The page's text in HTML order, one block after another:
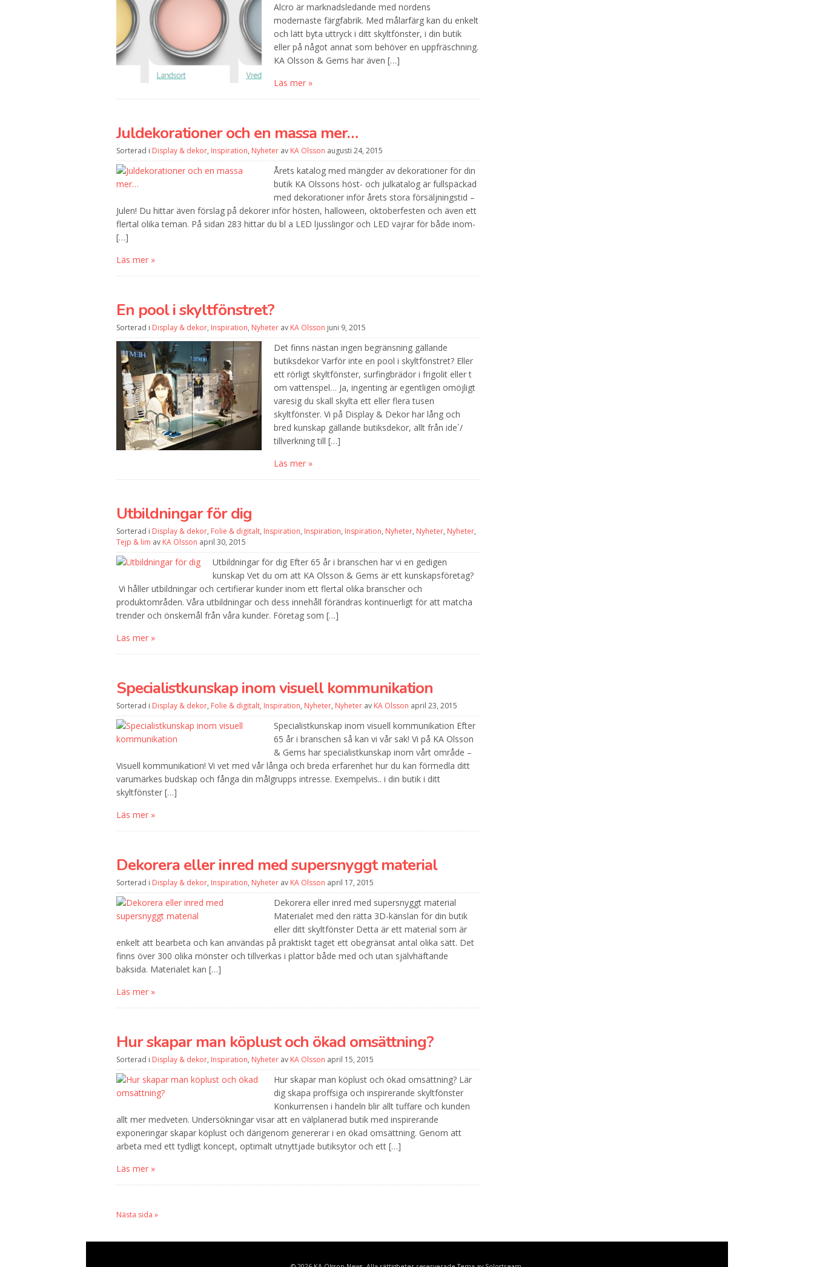
Alcro är marknadsledande med nordens
modernaste färgfabrik. Med målarfärg kan du enkelt
och lätt byta uttryck i ditt skyltfönster, i din butik
eller på något annat som behöver en uppfräschning.
KA Olsson & Gems har även […]
Läs mer »
Juldekorationer och en massa mer…
Sorterad i Display & dekor, Inspiration, Nyheter av KA Olsson augusti 24, 2015
Årets katalog med mängder av dekorationer för din
butik KA Olssons höst- och julkatalog är fullspäckad
med dekorationer inför årets stora försäljningstid –
Julen! Du hittar även förslag på dekorer inför hösten, halloween, oktoberfesten och även ett
flertal olika teman. På sidan 283 hittar du bl a LED ljusslingor och LED vajrar för både inom-
[…]
Läs mer »
En pool i skyltfönstret?
Sorterad i Display & dekor, Inspiration, Nyheter av KA Olsson juni 9, 2015
Det finns nästan ingen begränsning gällande
butiksdekor Varför inte en pool i skyltfönstret? Eller
ett rörligt skyltfönster, surfingbrädor i frigolit eller t
om vattenspel… Ja, ingenting är egentligen omöjligt
varesig du skall skylta ett eller flera tusen
skyltfönster. Vi på Display & Dekor har lång och
bred kunskap gällande butiksdekor, allt från ide´/
tillverkning till […]
Läs mer »
Utbildningar för dig
Sorterad i Display & dekor, Folie & digitalt, Inspiration, Inspiration, Inspiration, Nyheter, Nyheter, Nyheter,
Tejp & lim av KA Olsson april 30, 2015
Utbildningar för dig Efter 65 år i branschen har vi en gedigen
kunskap Vet du om att KA Olsson & Gems är ett kunskapsföretag?
Vi håller utbildningar och certifierar kunder inom ett flertal olika branscher och
produktområden. Våra utbildningar och dess innehåll förändras kontinuerligt för att matcha
trender och önskemål från våra kunder. Företag som […]
Läs mer »
Specialistkunskap inom visuell kommunikation
Sorterad i Display & dekor, Folie & digitalt, Inspiration, Nyheter, Nyheter av KA Olsson april 23, 2015
Specialistkunskap inom visuell kommunikation Efter
65 år i branschen så kan vi vår sak! Vi på KA Olsson
& Gems har specialistkunskap inom vårt område –
Visuell kommunikation! Vi vet med vår långa och breda erfarenhet hur du kan förmedla ditt
varumärkes budskap och fånga din målgrupps intresse. Exempelvis.. i din butik i ditt
skyltfönster […]
Läs mer »
Dekorera eller inred med supersnyggt material
Sorterad i Display & dekor, Inspiration, Nyheter av KA Olsson april 17, 2015
Dekorera eller inred med supersnyggt material
Materialet med den rätta 3D-känslan för din butik
eller ditt skyltfönster Detta är ett material som är
enkelt att bearbeta och kan användas på praktiskt taget ett obegränsat antal olika sätt. Det
finns över 300 olika mönster och tillverkas i plattor både med och utan självhäftande
baksida. Materialet kan […]
Läs mer »
Hur skapar man köplust och ökad omsättning?
Sorterad i Display & dekor, Inspiration, Nyheter av KA Olsson april 15, 2015
Hur skapar man köplust och ökad omsättning? Lär
dig skapa proffsiga och inspirerande skyltfönster
Konkurrensen i handeln blir allt tuffare och kunden
allt mer medveten. Undersökningar visar att en välplanerad butik med inspirerande
exponeringar skapar köplust och därigenom genererar i en ökad omsättning. Genom att
arbeta med ett tydligt koncept, optimalt utnyttjade butiksytor och ett […]
Läs mer »
Nästa sida »